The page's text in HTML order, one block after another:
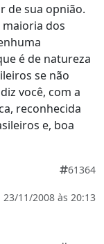
de sua opnião.
maioria dos
é de natureza
se não
você, com a
reconhecida
e, boa
61364
23/11/2008 às 20:13